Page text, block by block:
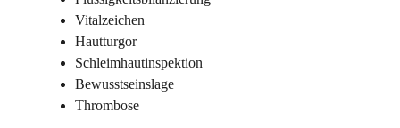
Vitalzeichen
Hautturgor
Schleimhautinspektion
Bewusstseinslage
Thrombose